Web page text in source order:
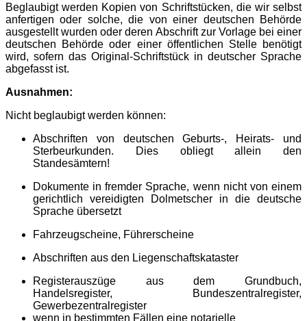
Beglaubigt werden Kopien von Schriftstücken, die wir selbst
anfertigen oder solche, die von einer deutschen Behörde
ausgestellt wurden oder deren Abschrift zur Vorlage bei einer
deutschen Behörde oder einer öffentlichen Stelle benötigt
wird, sofern das Original-Schriftstück in deutscher Sprache
abgefasst ist.
Ausnahmen:
Nicht beglaubigt werden können:
Abschriften von deutschen Geburts-, Heirats- und
Sterbeurkunden. Dies obliegt allein den
Standesämtern!
Dokumente in fremder Sprache, wenn nicht von einem
gerichtlich vereidigten Dolmetscher in die deutsche
Sprache übersetzt
Fahrzeugscheine, Führerscheine
Abschriften aus den Liegenschaftskataster
Registerauszüge aus dem Grundbuch,
Handelsregister, Bundeszentralregister,
Gewerbezentralregister
wenn in bestimmten Fällen eine notarielle